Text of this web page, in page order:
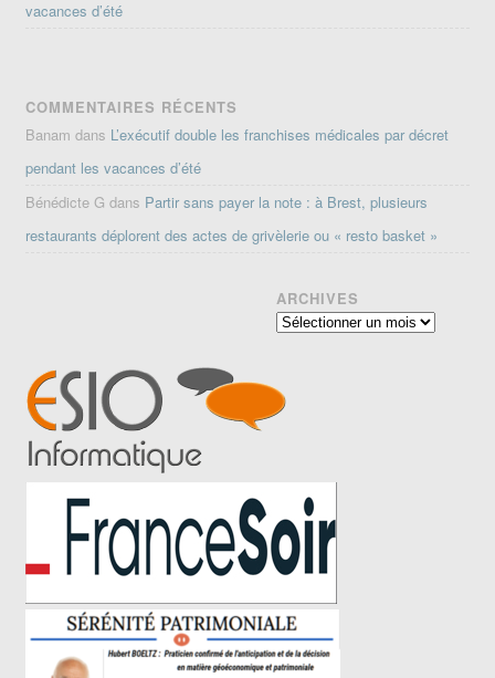
vacances d’été
COMMENTAIRES RÉCENTS
Banam dans L’exécutif double les franchises médicales par décret
pendant les vacances d’été
Bénédicte G dans Partir sans payer la note : à Brest, plusieurs
restaurants déplorent des actes de grivèlerie ou « resto basket »
ARCHIVES
Archives